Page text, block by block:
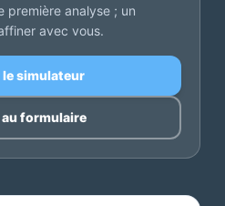
première analyse ; un
avec vous.
le simulateur
au formulaire